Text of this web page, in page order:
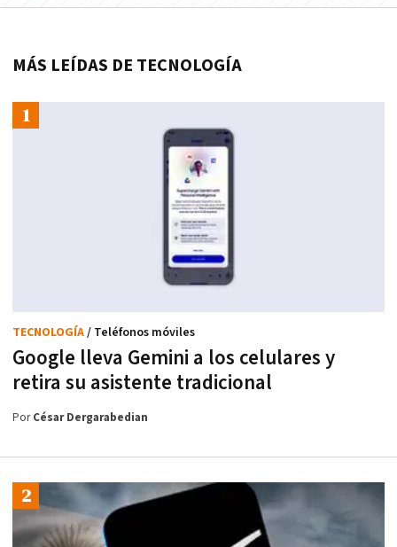
MÁS LEÍDAS DE TECNOLOGÍA
Google lleva Gemini a los celulares y
retira su asistente tradicional
TECNOLOGÍA/ Teléfonos móviles
PorCésar Dergarabedian